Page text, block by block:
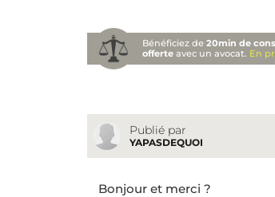
Bénéficiez de20min de
offerte avec un avocat. En
Publié par
YAPASDEQUOI
Bonjour et merci ?